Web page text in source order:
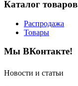
Каталог товаров
Распродажа
Товары
Мы ВКонтакте!
Новости и статьи